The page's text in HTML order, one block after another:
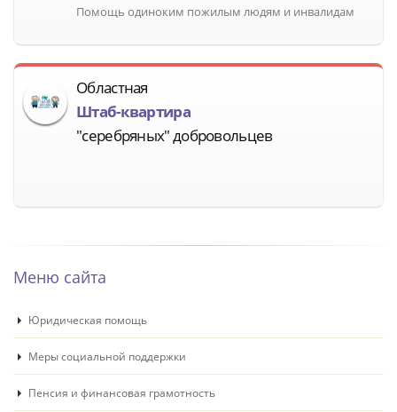
Помощь одиноким пожилым людям и инвалидам
Областная
Штаб-квартира
"серебряных" добровольцев
Меню сайта
Юридическая помощь
Меры социальной поддержки
Пенсия и финансовая грамотность